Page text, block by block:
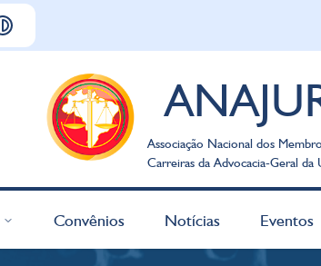
Associação Nacional dos
Carreiras da Advocacia-Geral da
Convênios Notícias Eventos